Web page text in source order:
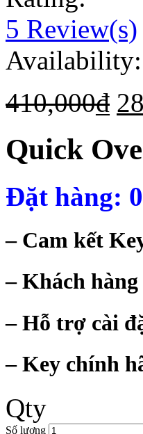
5 Review(s)
Availability:
410,000₫
Quick
Đặt hàng:
– Cam kết
– Khách
– Hỗ trợ cài
– Key chính
Qty
Số lượng